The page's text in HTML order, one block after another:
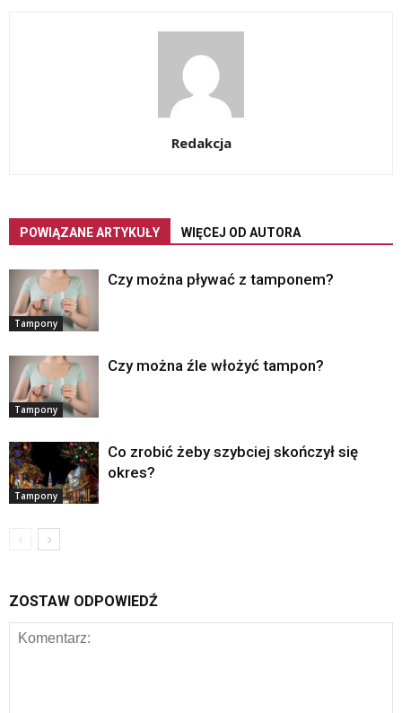
Redakcja
POWIĄZANE ARTYKUŁY WIĘCEJ OD AUTORA
Tampony
Czy można pływać z tamponem?
Tampony
Czy można źle włożyć tampon?
Tampony
Co zrobić żeby szybciej skończył się
okres?
ZOSTAW ODPOWIEDŹ